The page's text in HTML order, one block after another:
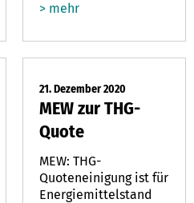
> mehr
21. Dezember 2020
MEW zur THG-
Quote
MEW: THG-
Quoteneinigung ist für
Energiemittelstand